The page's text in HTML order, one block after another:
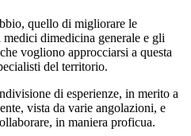
quello di migliorare le
medici dimedicina generale e gli
vogliono approcciarsi a questa
del territorio.
di esperienze, in merito a
vista da varie angolazioni, e
in maniera proficua.